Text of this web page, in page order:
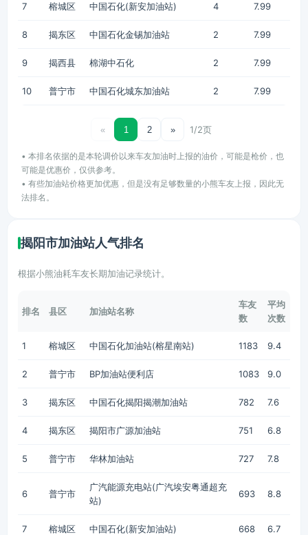
7 榕城区 中国石化(新安加油站) 4 7.99
8 揭东区 中国石化金锡加油站 2 7.99
9 揭西县 棉湖中石化 2 7.99
10 普宁市 中国石化城东加油站 2 7.99
« 1 2 » 1/2页
• 本排名依据的是本轮调价以来车友加油时上报的油价，可能是枪价，也
可能是优惠价，仅供参考。
• 有些加油站价格更加优惠，但是没有足够数量的小熊车友上报，因此无
法排名。
揭阳市加油站人气排名
根据小熊油耗车友长期加油记录统计。
排名 县区 加油站名称
车友
数
平均
次数
1 榕城区 中国石化加油站(榕星南站) 1183 9.4
2 普宁市 BP加油站便利店 1083 9.0
3 揭东区 中国石化揭阳揭潮加油站 782 7.6
4 揭东区 揭阳市广源加油站 751 6.8
5 普宁市 华林加油站 727 7.8
6 普宁市
广汽能源充电站(广汽埃安粤通超充
站)
693 8.8
7 榕城区 中国石化(新安加油站) 668 6.7